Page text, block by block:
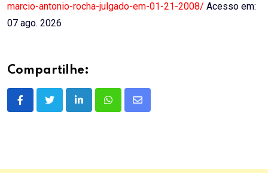
marcio-antonio-rocha-julgado-em-01-21-2008/ Acesso em:
07 ago. 2026
Compartilhe:
LinkedInWhatsappShare